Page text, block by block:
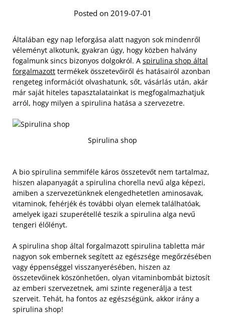
Posted on 2019-07-01
Általában egy nap leforgása alatt nagyon sok mindenről
véleményt alkotunk, gyakran úgy, hogy közben halvány
fogalmunk sincs bizonyos dolgokról. A spirulina shop által
forgalmazott termékek összetevőiről és hatásairól azonban
rengeteg információt olvashatunk, sőt, vásárlás után, akár
már saját hiteles tapasztalatainkat is megfogalmazhatjuk
arról, hogy milyen a spirulina hatása a szervezetre.
Spirulina shop
A bio spirulina semmiféle káros összetevőt nem tartalmaz,
hiszen alapanyagát a spirulina chorella nevű alga képezi,
amiben a szervezetünknek elengedhetetlen aminosavak,
vitaminok, fehérjék és további olyan elemek találhatóak,
amelyek igazi szuperétellé teszik a spirulina alga nevű
tengeri élőlényt.
A spirulina shop által forgalmazott spirulina tabletta már
nagyon sok embernek segített az egészsége megőrzésében
vagy éppenséggel visszanyerésében, hiszen az
összetevőinek köszönhetően, olyan vitaminbombát biztosít
az emberi szervezetnek, ami szinte regenerálja a test
szerveit. Tehát, ha fontos az egészségünk, akkor irány a
spirulina shop!